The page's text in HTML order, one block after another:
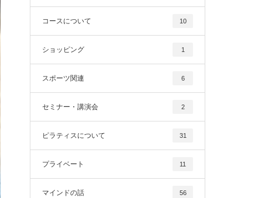
コースについて 10
ショッピング 1
スポーツ関連 6
セミナー・講演会 2
ピラティスについて 31
プライベート 11
マインドの話 56